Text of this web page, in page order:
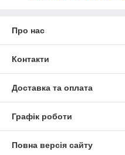
Про нас
Контакти
Доставка та оплата
Графік роботи
Повна версія сайту